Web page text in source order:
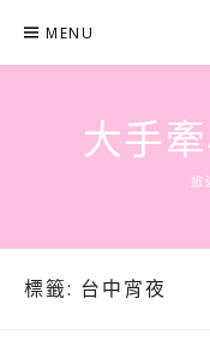
content
MENU
大手
旅
標籤: 台中宵夜